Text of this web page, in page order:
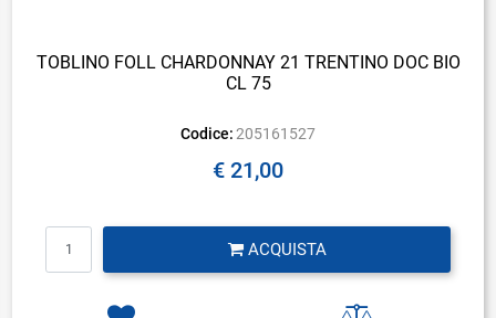
TOBLINO FOLL CHARDONNAY 21 TRENTINO DOC BIO
CL 75
Codice: 205161527
€ 21,00
ACQUISTA